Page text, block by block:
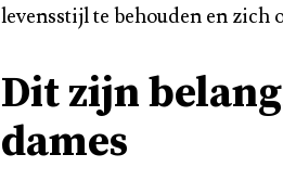
levensstijl te behouden en zich
Dit zijn
dames